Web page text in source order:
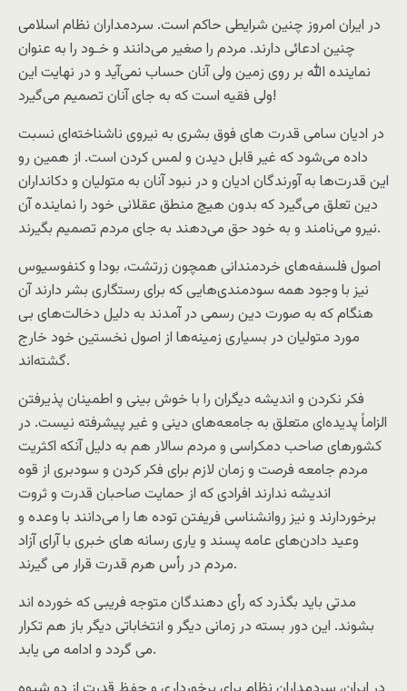
در ایران امروز چنین شرایطی حاکم است. سردمداران نظام اسلامی
چنین ادعائی دارند. مردم را صغیر می‌دانند و خـود را به عنوان
نماینده الله بر روی زمین ولی آنان حساب نمی‌آید و در نهایت این
ولی فقیه است که به جای آنان تصمیم می‌گیرد!
در ادیان سامی قدرت های فوق بشری به نیروی ناشناخته‌ای نسبت
داده می‌شود که غیر قابل دیدن و لمس کردن است. از همین رو
این قدرت‌ها به آورندگان ادیان و در نبود آنان به متولیان و دکانداران
دین تعلق می‌گیرد که بدون هیچ منطق عقلانی خود را نماینده آن
نیرو می‌نامند و به خود حق می‌دهند به جای مردم تصمیم بگیرند.
اصول فلسفه‌های خردمندانی همچون زرتشت، بودا و کنفوسیوس
نیز با وجود همه سودمندی‌هایی که برای رستگاری بشر دارند آن
هنگام که به صورت دین رسمی در آمدند به دلیل دخالت‌های بی
مورد متولیان در بسیاری زمینه‌ها از اصول نخستین خود خارج
گشته‌اند.
فکر نکردن و اندیشه دیگران را با خوش بینی و اطمینان پذیرفتن
الزاماً پدیده‌ای متعلق به جامعه‌های دینی و غیر پیشرفته نیست. در
کشورهای صاحب دمکراسی و مردم سالار هم به دلیل آنکه اکثریت
مردم جامعه فرصت و زمان لازم برای فکر کردن و سودبری از قوه
اندیشه ندارند افرادی که از حمایت صاحبان قدرت و ثروت
برخوردارند و نیز روانشناسی فریفتن توده ها را می‌دانند با وعده و
وعید دادن‌های عامه پسند و یاری رسانه های خبری با آرای آزاد
مردم در رأس هرم قدرت قرار می گیرند.
مدتی باید بگذرد که رأی دهندگان متوجه فریبی که خورده اند
بشوند. این دور بسته در زمانی دیگر و انتخاباتی دیگر باز هم تکرار
می گردد و ادامه می یابد.